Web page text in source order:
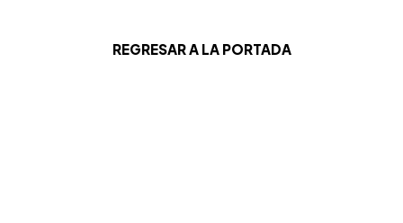
REGRESAR A LA PORTADA